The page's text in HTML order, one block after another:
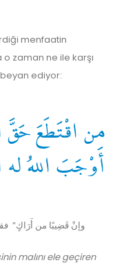
menfaatin
o zaman ne ile karşı
beyan ediyor:
من اقْتَطَعَ
أَوْجَبَ اللهُ
“وإنْ قَضِيبًا من أَرَاكٍ”
malını ele geçiren